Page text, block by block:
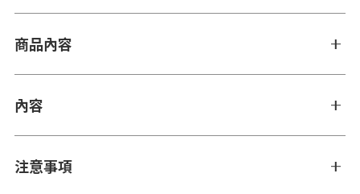
商品內容
內容
注意事項